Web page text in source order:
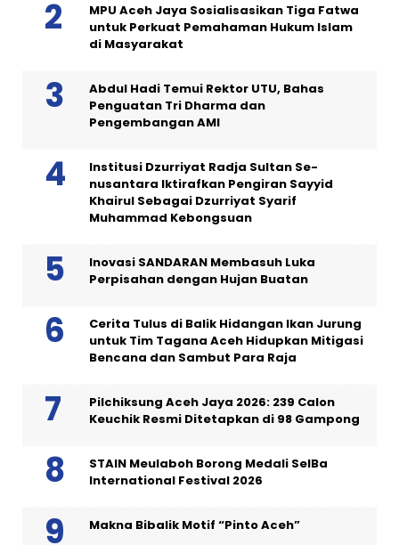
MPU Aceh Jaya Sosialisasikan Tiga Fatwa
untuk Perkuat Pemahaman Hukum Islam
di Masyarakat
Abdul Hadi Temui Rektor UTU, Bahas
Penguatan Tri Dharma dan
Pengembangan AMI
Institusi Dzurriyat Radja Sultan Se-
nusantara Iktirafkan Pengiran Sayyid
Khairul Sebagai Dzurriyat Syarif
Muhammad Kebongsuan
Inovasi SANDARAN Membasuh Luka
Perpisahan dengan Hujan Buatan
Cerita Tulus di Balik Hidangan Ikan Jurung
untuk Tim Tagana Aceh Hidupkan Mitigasi
Bencana dan Sambut Para Raja
Pilchiksung Aceh Jaya 2026: 239 Calon
Keuchik Resmi Ditetapkan di 98 Gampong
STAIN Meulaboh Borong Medali SeIBa
International Festival 2026
Makna Bibalik Motif “Pinto Aceh”